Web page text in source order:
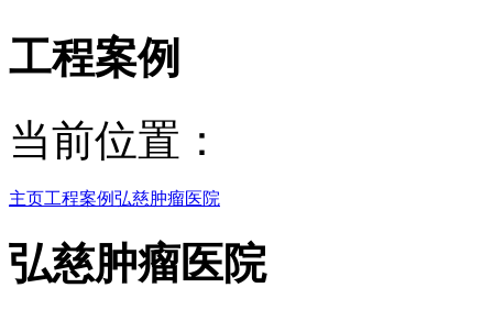
工程案例
当前位置：
主页工程案例弘慈肿瘤医院
弘慈肿瘤医院